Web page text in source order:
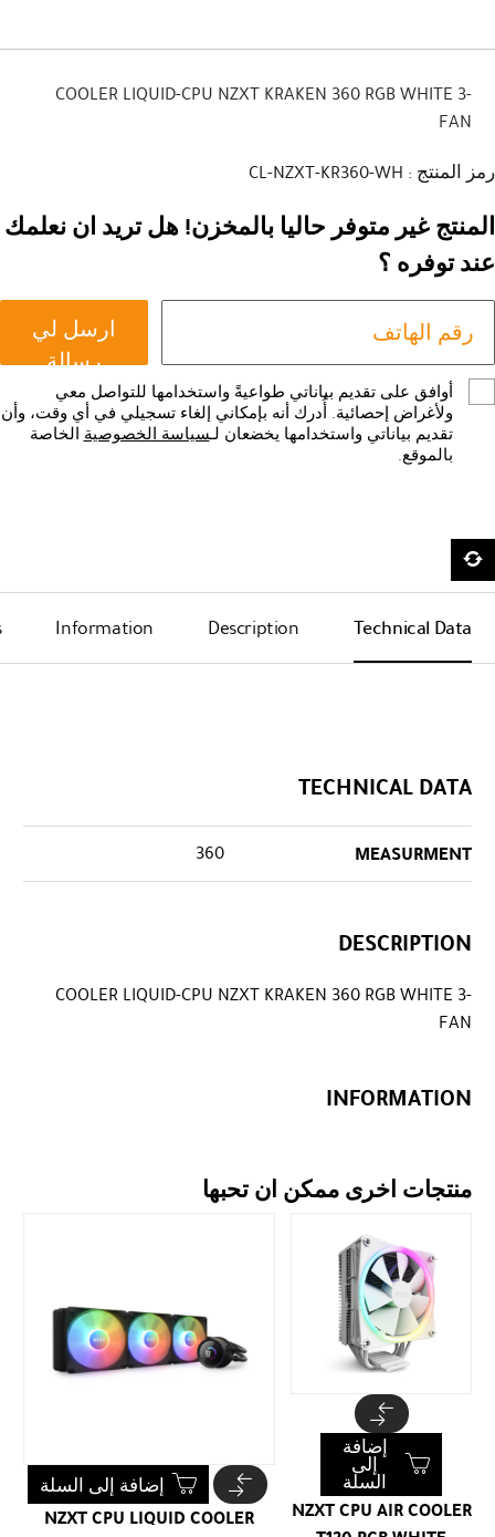
COOLER LIQUID-CPU NZXT KRAKEN 360 RGB WHITE 3-
FAN
رمز المنتج : CL-NZXT-KR360-WH
المنتج غير متوفر حاليا بالمخزن! هل تريد ان نعلمك
عند توفره ؟
ارسل لي
رسالة
أوافق على تقديم بياناتي طواعيةً واستخدامها للتواصل معي
ولأغراض إحصائية. أُدرك أنه بإمكاني إلغاء تسجيلي في أي وقت، وأن
تقديم بياناتي واستخدامها يخضعان لـسياسة الخصوصية الخاصة
بالموقع.
Technical Data
Description
Information
TECHNICAL DATA
MEASURMENT
360
DESCRIPTION
COOLER LIQUID-CPU NZXT KRAKEN 360 RGB WHITE 3-
FAN
INFORMATION
منتجات اخرى ممكن ان تحبها
NZXT CPU AIR COOLER
إضافة
إلى
السلة
NZXT CPU LIQUID COOLER
إضافة إلى السلة